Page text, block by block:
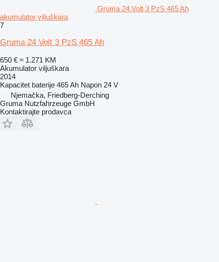
Gruma 24 Volt 3 PzS 465 Ah
akumulator viljuškara
7
Gruma 24 Volt 3 PzS 465 Ah
650 € ≈ 1.271 KM
Akumulator viljuškara
2014
Kapacitet baterije 465 Ah Napon 24 V
Njemačka, Friedberg-Derching
Gruma Nutzfahrzeuge GmbH
Kontaktirajte prodavca